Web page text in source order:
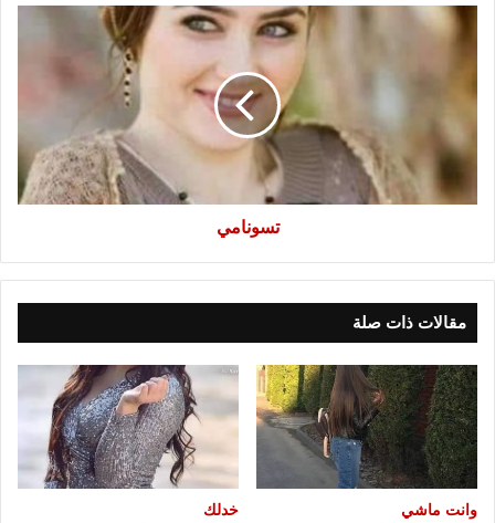
تسونامي
تسونامي
مقالات ذات صلة
وانت ماشي خدلك